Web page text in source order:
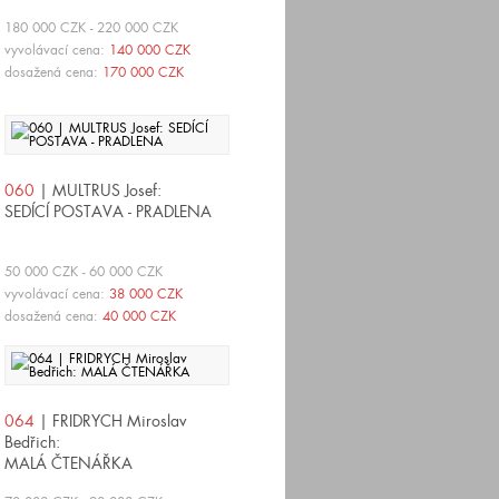
180 000 CZK - 220 000 CZK
vyvolávací cena: 140 000 CZK
dosažená cena: 170 000 CZK
060 | MULTRUS Josef:
SEDÍCÍ POSTAVA - PRADLENA
50 000 CZK - 60 000 CZK
vyvolávací cena: 38 000 CZK
dosažená cena: 40 000 CZK
064 | FRIDRYCH Miroslav
Bedřich:
MALÁ ČTENÁŘKA